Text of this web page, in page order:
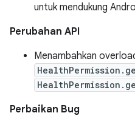
untuk mendukung
Perubahan API
Menambahkan
Perbaikan Bug